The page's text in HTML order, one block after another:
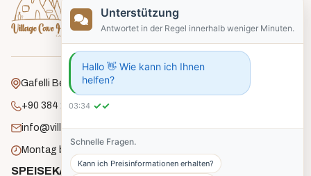
Gafelli Bezirk, Unlu Straße, Nr. 18, Göreme.
+90 384 271 2182
info@villagecavehouse.com
Montag bis Sonntag: 8:00 - 22:00 Uhr
SPEISEKARTE ZIMMER
Unterstützung
Antwortet in der Regel innerhalb weniger Minuten.
Hallo 👋 Wie kann ich Ihnen
helfen?
03:34 ✓✓
Schnelle Fragen.
Kann ich Preisinformationen erhalten?